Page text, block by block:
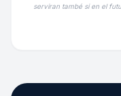
serviran també si en el